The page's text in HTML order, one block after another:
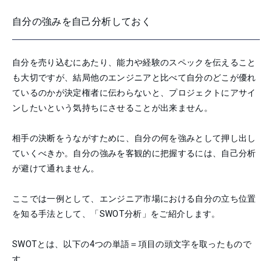
自分の強みを自己分析しておく
自分を売り込むにあたり、能力や経験のスペックを伝えること
も大切ですが、結局他のエンジニアと比べて自分のどこが優れ
ているのかが決定権者に伝わらないと、プロジェクトにアサイ
ンしたいという気持ちにさせることが出来ません。
相手の決断をうながすために、自分の何を強みとして押し出し
ていくべきか。自分の強みを客観的に把握するには、自己分析
が避けて通れません。
ここでは一例として、エンジニア市場における自分の立ち位置
を知る手法として、「SWOT分析」をご紹介します。
SWOTとは、以下の4つの単語＝項目の頭文字を取ったもので